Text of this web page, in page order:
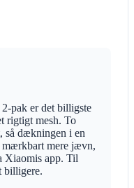
pak er det billigste
rigtigt mesh. To
så dækningen i en
mere jævn,
Xiaomis app. Til
billigere.